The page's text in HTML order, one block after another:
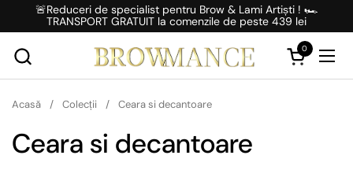
Salt la conținut
🚨Reduceri de specialist pentru Brow & Lami Artiști ! 🏎️
TRANSPORT GRATUIT la comenzile de peste 439 lei
Deschideți
0
Acasă / Colecții / Ceara si decantoare
Ceara si decantoare